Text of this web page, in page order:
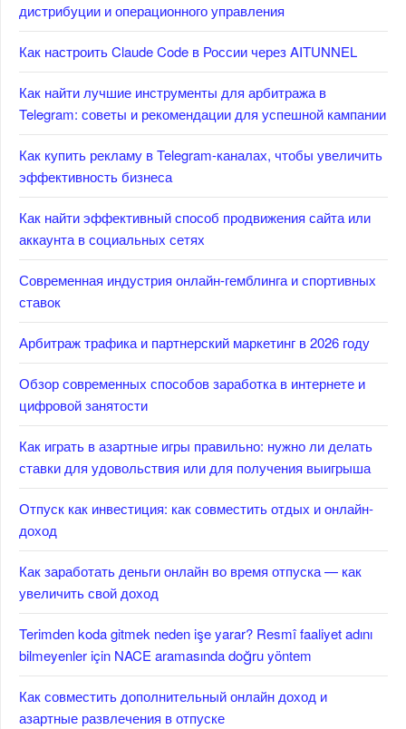
дистрибуции и операционного управления
Как настроить Claude Code в России через AITUNNEL
Как найти лучшие инструменты для арбитража в
Telegram: советы и рекомендации для успешной кампании
Как купить рекламу в Telegram-каналах, чтобы увеличить
эффективность бизнеса
Как найти эффективный способ продвижения сайта или
аккаунта в социальных сетях
Современная индустрия онлайн-гемблинга и спортивных
ставок
Арбитраж трафика и партнерский маркетинг в 2026 году
Обзор современных способов заработка в интернете и
цифровой занятости
Как играть в азартные игры правильно: нужно ли делать
ставки для удовольствия или для получения выигрыша
Отпуск как инвестиция: как совместить отдых и онлайн-
доход
Как заработать деньги онлайн во время отпуска — как
увеличить свой доход
Terimden koda gitmek neden işe yarar? Resmî faaliyet adını
bilmeyenler için NACE aramasında doğru yöntem
Как совместить дополнительный онлайн доход и
азартные развлечения в отпуске